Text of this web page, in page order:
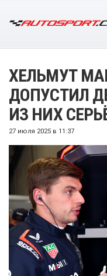
ХЕЛЬМУТ
ДОПУСТИЛ
ИЗ НИХ
27 июля 2025 в 11:37